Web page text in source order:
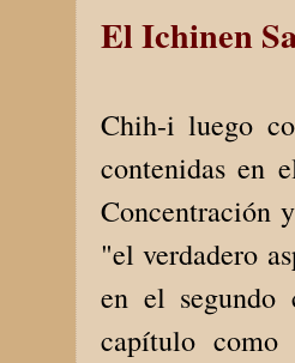
El Ichinen
Chih-i luego
contenidas en
Concentración
"el verdadero
en el segundo
capítulo